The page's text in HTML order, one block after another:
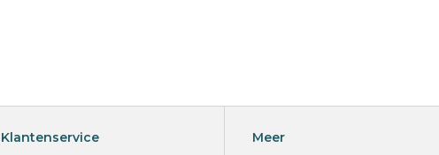
voor het bevorderen van kauwactiviteit en het vertragen van
Klantenservice Meer